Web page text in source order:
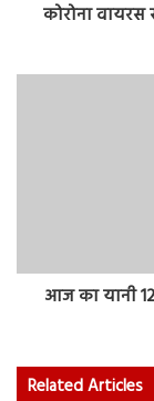
कोरोना
आज का यानी
Related Articles